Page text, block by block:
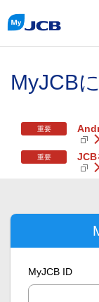
MyJCB
重要
重要 JCB
MyJCB ID